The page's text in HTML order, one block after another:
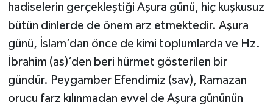
hadiselerin gerçekleştiği Aşura günü, hiç kuşkusuz
bütün dinlerde de önem arz etmektedir. Aşura
günü, İslam’dan önce de kimi toplumlarda ve Hz.
İbrahim (as)’den beri hürmet gösterilen bir
gündür. Peygamber Efendimiz (sav), Ramazan
orucu farz kılınmadan evvel de Aşura gününün